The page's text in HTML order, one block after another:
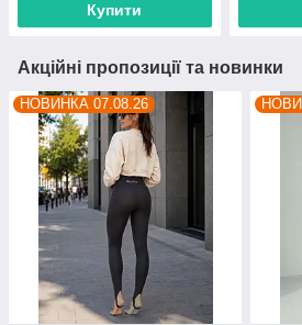
Купити
Акційні пропозиції та новинки
НОВИНКА 07.08.26